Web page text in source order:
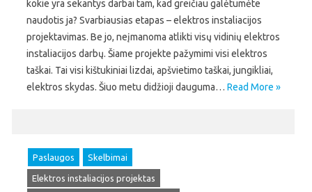
kokie yra sekantys darbai tam, kad greičiau galėtumėte
naudotis ja? Svarbiausias etapas – elektros instaliacijos
projektavimas. Be jo, neįmanoma atlikti visų vidinių elektros
instaliacijos darbų. Šiame projekte pažymimi visi elektros
taškai. Tai visi kištukiniai lizdai, apšvietimo taškai, jungikliai,
elektros skydas. Šiuo metu didžioji dauguma… Read More »
Paslaugos Skelbimai
Elektros instaliacijos projektas